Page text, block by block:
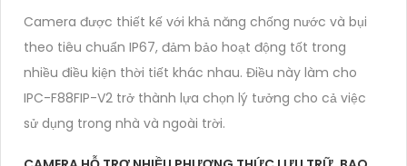
Camera được thiết kế với khả năng chống nước và bụi
theo tiêu chuẩn IP67, đảm bảo hoạt động tốt trong
nhiều điều kiện thời tiết khác nhau. Điều này làm cho
IPC-F88FIP-V2 trở thành lựa chọn lý tưởng cho cả việc
sử dụng trong nhà và ngoài trời.